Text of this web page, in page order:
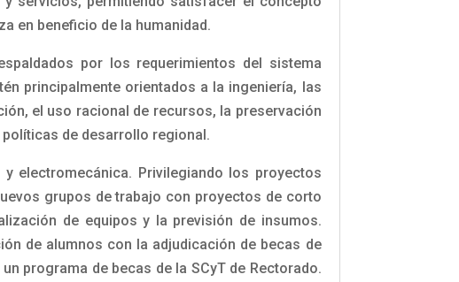
en beneficio de la humanidad.
por los requerimientos del sistema
principalmente orientados a la ingeniería, las
el uso racional de recursos, la preservación
de desarrollo regional.
electromecánica. Privilegiando los proyectos
grupos de trabajo con proyectos de corto
de equipos y la previsión de insumos.
de alumnos con la adjudicación de becas de
programa de becas de la SCyT de Rectorado.